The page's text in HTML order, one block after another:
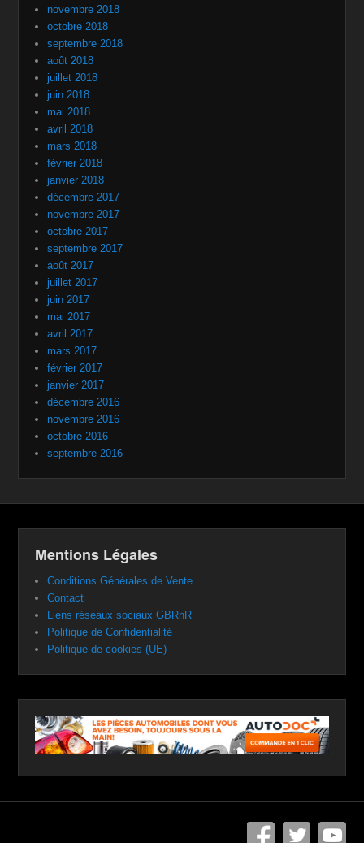
novembre 2018
octobre 2018
septembre 2018
août 2018
juillet 2018
juin 2018
mai 2018
avril 2018
mars 2018
février 2018
janvier 2018
décembre 2017
novembre 2017
octobre 2017
septembre 2017
août 2017
juillet 2017
juin 2017
mai 2017
avril 2017
mars 2017
février 2017
janvier 2017
décembre 2016
novembre 2016
octobre 2016
septembre 2016
Mentions Légales
Conditions Générales de Vente
Contact
Liens réseaux sociaux GBRnR
Politique de Confidentialité
Politique de cookies (UE)